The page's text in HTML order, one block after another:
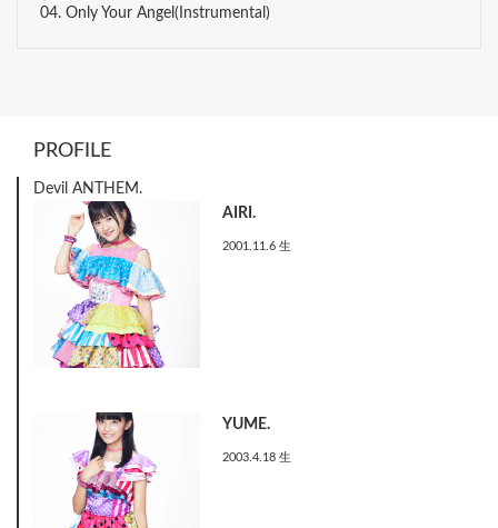
04. Only Your Angel(Instrumental)
PROFILE
Devil ANTHEM.
AIRI.
2001.11.6 生
YUME.
2003.4.18 生